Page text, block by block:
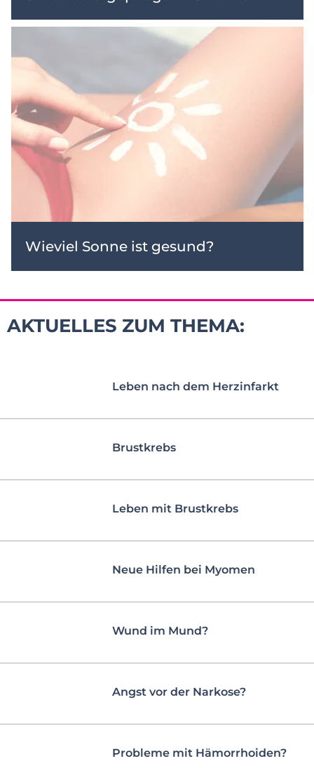
Wieviel Sonne ist gesund?
AKTUELLES ZUM THEMA:
Leben nach dem Herzinfarkt
Brustkrebs
Leben mit Brustkrebs
Neue Hilfen bei Myomen
Wund im Mund?
Angst vor der Narkose?
Probleme mit Hämorrhoiden?